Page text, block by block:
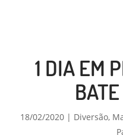
1 DIA EM
18/02/2020| Diversão,